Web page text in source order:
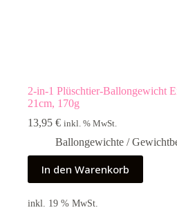
2-in-1 Plüschtier-Ballongewicht
21cm, 170g
13,95 € inkl. % MwSt.
Ballongewichte /
In den Warenkorb
inkl. 19 % MwSt.